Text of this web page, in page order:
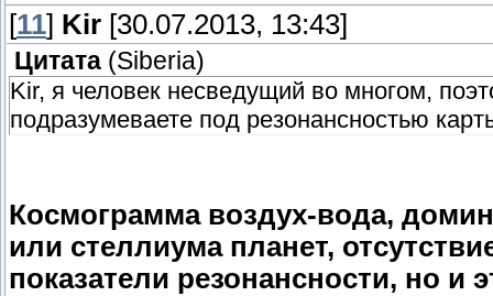
[11] Kir [30.07.2013, 13:43]
Цитата (Siberia)
Kir, я человек несведущий во многом,
подразумеваете под резонансностью
Космограмма воздух-вода,
или стеллиума планет,
показатели резонансности, но и